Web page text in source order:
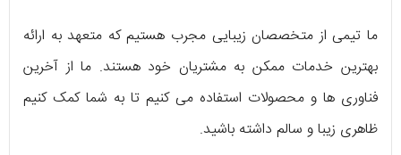
ما تیمی از متخصصان زیبایی مجرب هستیم که متعهد به ارائه
بهترین خدمات ممکن به مشتریان خود هستند. ما از آخرین
فناوری ها و محصولات استفاده می کنیم تا به شما کمک کنیم
ظاهری زیبا و سالم داشته باشید.